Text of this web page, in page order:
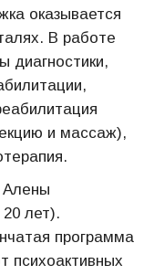
оказывается
В работе
диагностики,
и массаж),
Алены
лет).
программа
психоактивных